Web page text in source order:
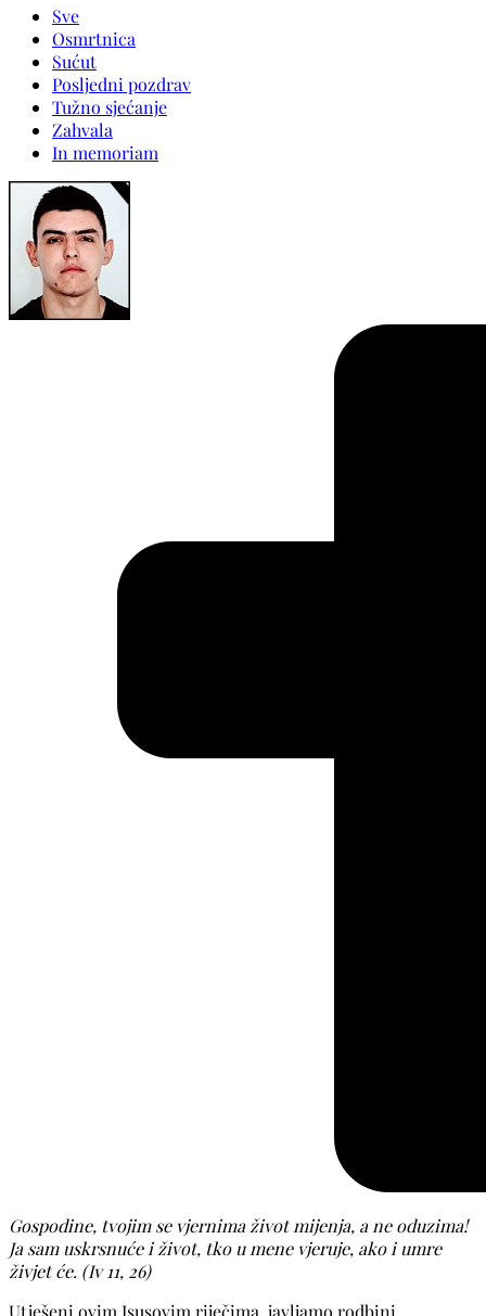
Sve
Osmrtnica
Sućut
Posljedni pozdrav
Tužno sjećanje
Zahvala
In memoriam
Gospodine, tvojim se vjernima život mijenja, a ne oduzima!
Ja sam uskrsnuće i život, tko u mene vjeruje, ako i umre
živjet će. (Iv 11, 26)
Utješeni ovim Isusovim riječima, javljamo rodbini,